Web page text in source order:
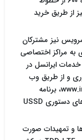
خطوط و نیز از طریق خرید
نیز مشترکان
به مراکز اختصاصی
ایرانسل در
و از طریق وب
سایت رسمی ایرانسل به نشانی www.irancell.ir، برنامه
کاربردی ایرانسل من (My Irancell) و کدهای دستوری USSD
و تمهیدات صورت